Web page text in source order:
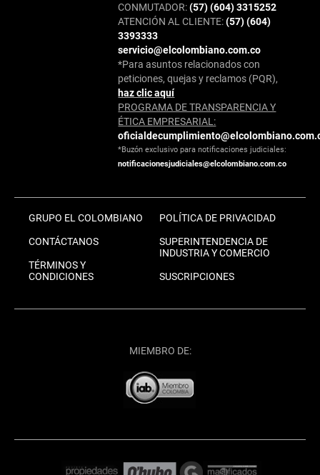
CONMUTADOR:(57) (604) 3315252
ATENCIÓN AL CLIENTE:(57) (604)
3393333
servicio@elcolombiano.com.co
*Para asuntos relacionados con
peticiones, quejas y reclamos (PQR),
haz clic aquí
PROGRAMA DE TRANSPARENCIA Y
ÉTICA EMPRESARIAL:
*Buzón exclusivo para notificaciones judiciales:
notificacionesjudiciales@elcolombiano.com.co
GRUPO EL COLOMBIANO
CONTÁCTANOS
TÉRMINOS Y
CONDICIONES
POLÍTICA DE PRIVACIDAD
SUPERINTENDENCIA DE
INDUSTRIA Y COMERCIO
SUSCRIPCIONES
MIEMBRO DE: